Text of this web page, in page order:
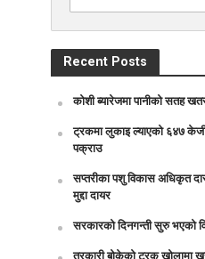
Recent Posts
कोशी ब्यारेजमा पानीको सतह
ट्रकमा लुकाइ ल्याएको ६४७
पक्राउ
सप्तरीका पशु विकास अधिकृत
मुद्दा दायर
सरकारको दिनगन्ती सुरु भएको
तरकारी बोकेको ट्रक खोलामा